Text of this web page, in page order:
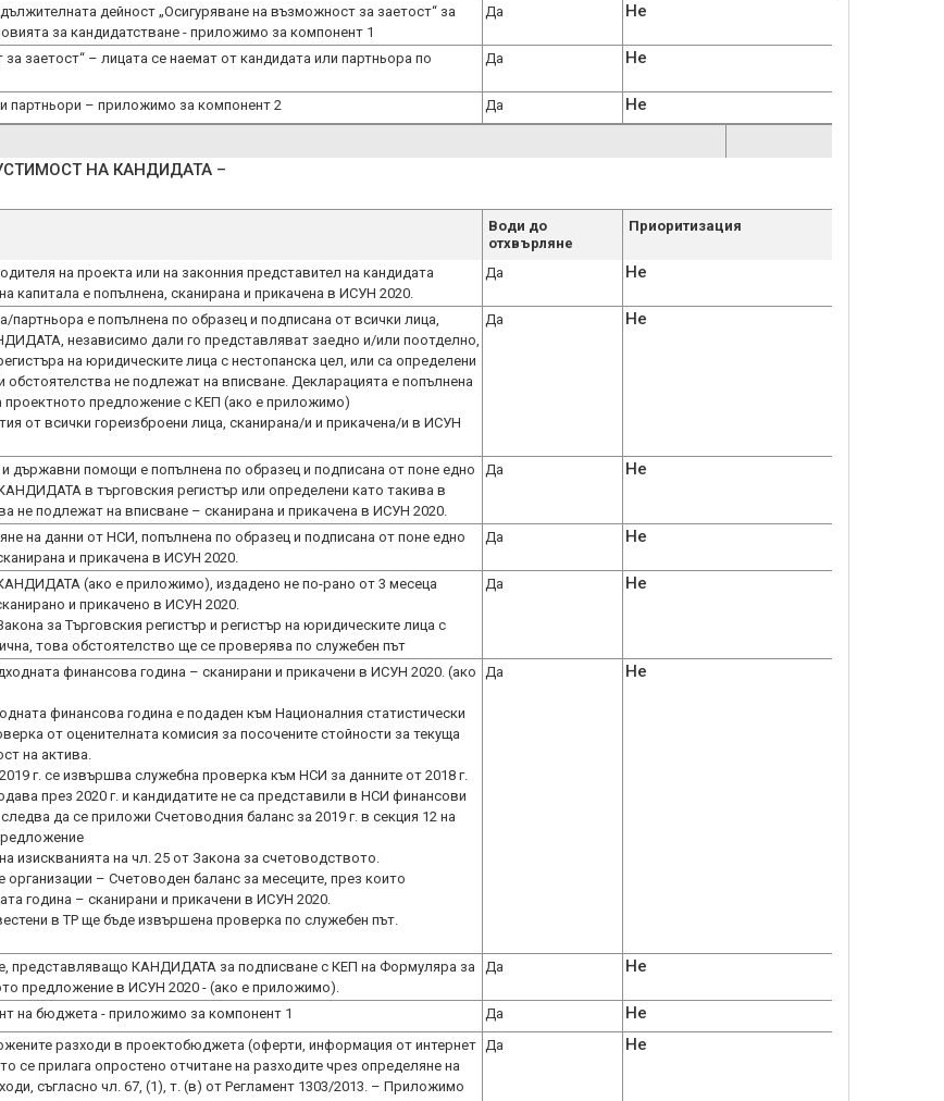
дейност „Осигуряване на възможност за заетост“ за
за кандидатстване - приложимо за компонент 1
Да Не
заетост“ – лицата се наемат от кандидата или партньора по
Да Не
партньори – приложимо за компонент 2 Да Не
НА КАНДИДАТА –
Води до
отхвърляне
Приоритизация
на проекта или на законния представител на кандидата
капитала е попълнена, сканирана и прикачена в ИСУН 2020.
Да Не
партньора е попълнена по образец и подписана от всички лица,
независимо дали гo представляват заедно и/или поотделно,
на юридическите лица с нестопанска цел, или са определени
обстоятелства не подлежат на вписване. Декларацията е попълнена
проектното предложение с КЕП (ако е приложимо)
от всички гореизброени лица, сканирана/и и прикачена/и в ИСУН
Да Не
държавни помощи е попълнена по образец и подписана от поне едно
в търговския регистър или определени като такива в
не подлежат на вписване – сканирана и прикачена в ИСУН 2020.
Да Не
на данни от НСИ, попълнена по образец и подписана от поне едно
и прикачена в ИСУН 2020.
Да Не
(ако е приложимо), издадено не по-рано от 3 месеца
и прикачено в ИСУН 2020.
за Търговския регистър и регистър на юридическите лица с
Да Не
финансова година – сканирани и прикачени в ИСУН 2020. (ако
финансова година е подаден към Националния статистически
от оценителната комисия за посочените стойности за текуща
на актива.
г. се извършва служебна проверка към НСИ за данните от 2018 г.
през 2020 г. и кандидатите не са представили в НСИ финансови
да се приложи Счетоводния баланс за 2019 г. в секция 12 на
изискванията на чл. 25 от Закона за счетоводството.
– Счетоводен баланс за месеците, през които
година – сканирани и прикачени в ИСУН 2020.
в ТР ще бъде извършена проверка по служебен път.
Да Не
представляващо КАНДИДАТА за подписване с КЕП на Формуляра за
предложение в ИСУН 2020 - (ако е приложимо).
Да Не
на бюджета - приложимо за компонент 1 Да Не
разходи в проeктобюджета (оферти, информация от интернет
се прилага опростено отчитане на разходите чрез определяне на
съгласно чл. 67, (1), т. (в) от Регламент 1303/2013. – Приложимо
Да Не